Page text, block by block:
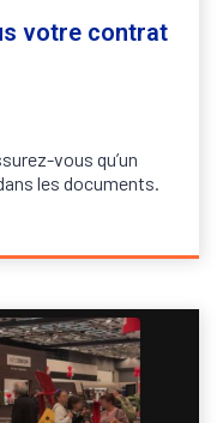
votre contrat
vous qu’un
les documents.